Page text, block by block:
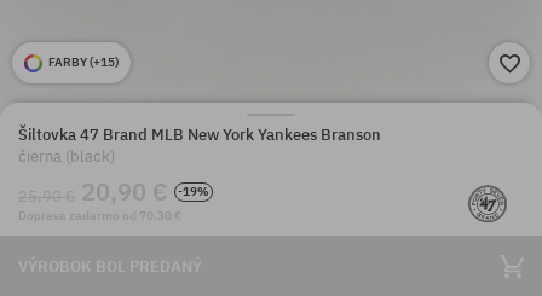
FARBY (+15)
Šiltovka 47 Brand MLB New York Yankees Branson
čierna (black)
25,90 € 20,90 €
-19%
Doprava zadarmo od 70,30 €
VÝROBOK BOL PREDANÝ